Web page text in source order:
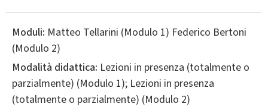
Moduli: Matteo Tellarini (Modulo 1) Federico Bertoni
(Modulo 2)
Modalità didattica: Lezioni in presenza (totalmente o
parzialmente) (Modulo 1); Lezioni in presenza
(totalmente o parzialmente) (Modulo 2)